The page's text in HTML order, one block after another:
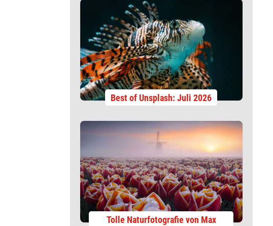
Best of Unsplash: Juli 2026
Tolle Naturfotografie von Max